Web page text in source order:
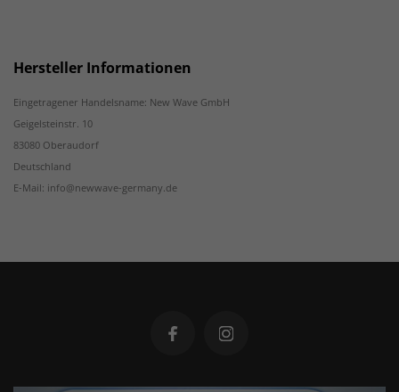
Hersteller Informationen
Eingetragener Handelsname: New Wave GmbH
Geigelsteinstr. 10
83080 Oberaudorf
Deutschland
E-Mail: info@newwave-germany.de